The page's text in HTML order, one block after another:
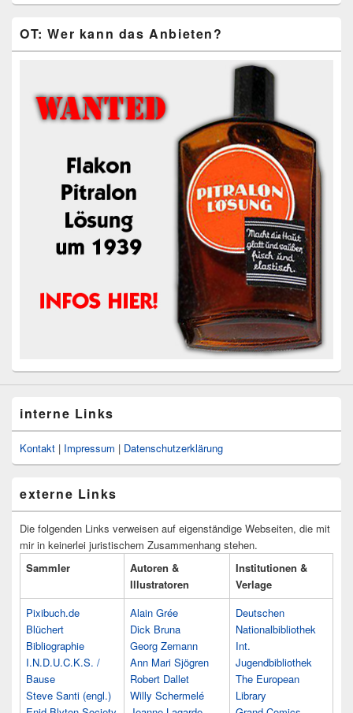
OT: Wer kann das Anbieten?
interne Links
Kontakt | Impressum | Datenschutzerklärung
externe Links
Die folgenden Links verweisen auf eigenständige Webseiten, die mit
mir in keinerlei juristischem Zusammenhang stehen.
Sammler
Autoren &
Illustratoren
Institutionen &
Verlage
Pixibuch.de
Blüchert
Bibliographie
I.N.D.U.C.K.S. /
Bause
Steve Santi (engl.)
Alain Grée
Dick Bruna
Georg Zemann
Ann Mari Sjögren
Robert Dallet
Willy Schermelé
Deutschen
Nationalbibliothek
Int.
Jugendbibliothek
The European
Library